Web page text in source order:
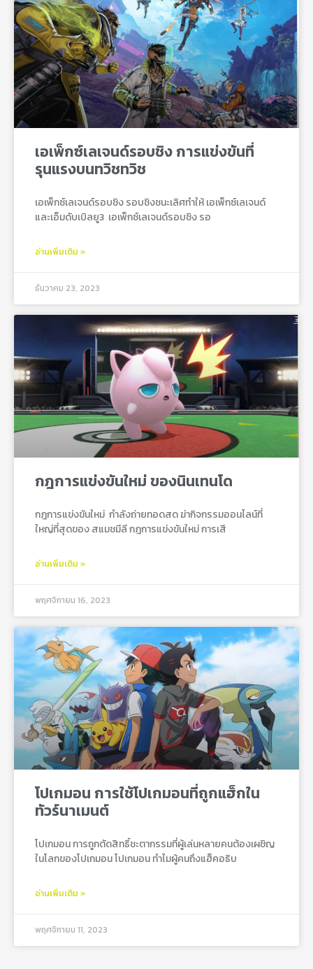
เอเพ็กซ์เลเจนด์รอบชิง การแข่งขันที่
รุนแรงบนทวิชทวิช
เอเพ็กซ์เลเจนด์รอบชิง รอบชิงชนะเลิศทำให้ เอเพ็กซ์เลเจนด์
และเอ็มดับเบิลยู3 เอเพ็กซ์เลเจนด์รอบชิง รอ
อ่านเพิ่มเติม »
ธันวาคม 23, 2023
กฎการแข่งขันใหม่ ของนินเทนโด
กฎการแข่งขันใหม่ กําลังถ่ายทอดสด ฆ่ากิจกรรมออนไลน์ที่
ใหญ่ที่สุดของ สแมชมีลี กฎการแข่งขันใหม่ การเสี
อ่านเพิ่มเติม »
พฤศจิกายน 16, 2023
โปเกมอน การใช้โปเกมอนที่ถูกแฮ็กใน
ทัวร์นาเมนต์
โปเกมอน การถูกตัดสิทธิ์ชะตากรรมที่ผู้เล่นหลายคนต้องเผชิญ
ในโลกของโปเกมอน โปเกมอน ทำไมผู้คนถึงแฮ็คอธิบ
อ่านเพิ่มเติม »
พฤศจิกายน 11, 2023